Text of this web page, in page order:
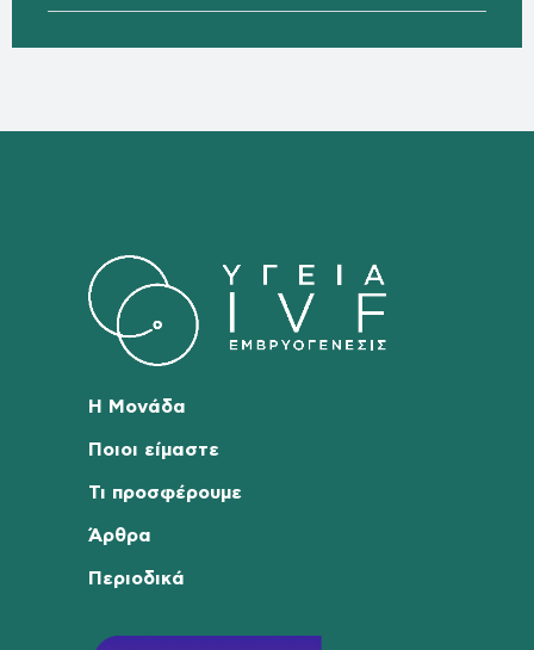
Η Μονάδα
Ποιοι είμαστε
Τι προσφέρουμε
Άρθρα
Περιοδικά